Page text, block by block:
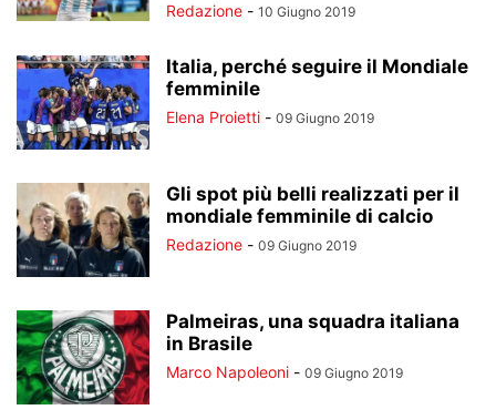
Redazione - 10 Giugno 2019
Italia, perché seguire il Mondiale
femminile
Elena Proietti - 09 Giugno 2019
Gli spot più belli realizzati per il
mondiale femminile di calcio
Redazione - 09 Giugno 2019
Palmeiras, una squadra italiana
in Brasile
Marco Napoleoni - 09 Giugno 2019